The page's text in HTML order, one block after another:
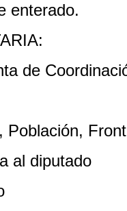
enterado.
de
Población,
al diputado